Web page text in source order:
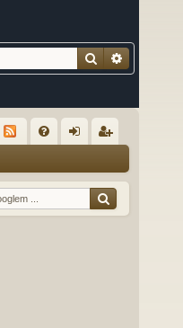
Hledat
Q lá
sit
ist
ro